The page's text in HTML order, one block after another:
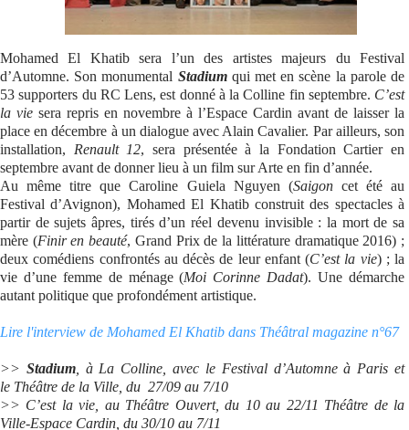
Mohamed El Khatib sera l’un des artistes majeurs du Festival
d’Automne. Son monumental Stadium qui met en scène la parole de
53 supporters du RC Lens, est donné à la Colline fin septembre. C’est
la vie sera repris en novembre à l’Espace Cardin avant de laisser la
place en décembre à un dialogue avec Alain Cavalier. Par ailleurs, son
installation, Renault 12, sera présentée à la Fondation Cartier en
septembre avant de donner lieu à un film sur Arte en fin d’année.
Au même titre que Caroline Guiela Nguyen (Saigon cet été au
Festival d’Avignon), Mohamed El Khatib construit des spectacles à
partir de sujets âpres, tirés d’un réel devenu invisible : la mort de sa
mère (Finir en beauté, Grand Prix de la littérature dramatique 2016) ;
deux comédiens confrontés au décès de leur enfant (C’est la vie) ; la
vie d’une femme de ménage (Moi Corinne Dadat). Une démarche
autant politique que profondément artistique.
Lire l'interview de Mohamed El Khatib dans Théâtral magazine n°67
>> Stadium, à La Colline, avec le Festival d’Automne à Paris et
le Théâtre de la Ville, du 27/09 au 7/10
>> C’est la vie, au Théâtre Ouvert, du 10 au 22/11 Théâtre de la
Ville-Espace Cardin, du 30/10 au 7/11